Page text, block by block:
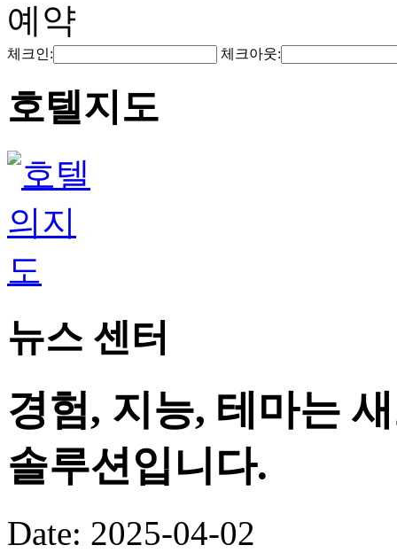
예약
체크인: 체크아웃:
호텔지도
뉴스 센터
경험, 지능, 테마는
솔루션입니다.
Date: 2025-04-02